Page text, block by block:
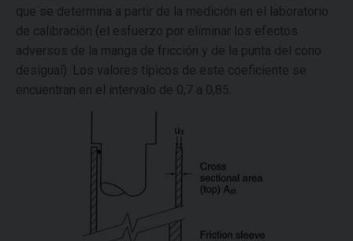
que se determina a partir de la medición en el laboratorio
de calibración (el esfuerzo por eliminar los efectos
adversos de la manga de fricción y de la punta del cono
desigual). Los valores típicos de este coeficiente se
encuentran en el intervalo de 0,7 a 0,85.